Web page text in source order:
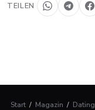
TEILEN
Start / Magazin / Dating